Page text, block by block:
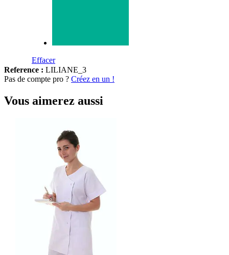
Effacer
Reference : LILIANE_3
Pas de compte pro ? Créez en un !
Vous aimerez aussi